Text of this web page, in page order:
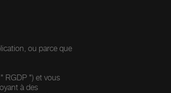
ou parce que
RGDP ") et vous
à des